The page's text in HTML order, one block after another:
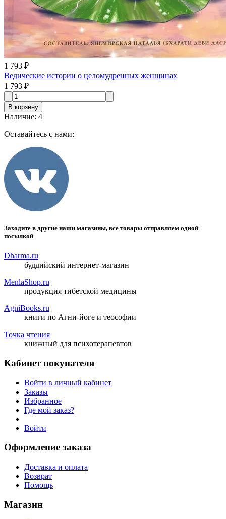
1 793 ₽
Ведические истории о целомудренных женщинах
1 793 ₽
В корзину
Наличие: 4
Оставайтесь с нами:
Заходите в другие наши магазины, все товары отправляем одной
посылкой
Dharma.ru
буддийский интернет-магазин
MenlaShop.ru
продукция тибетской медицины
AgniBooks.ru
книги по Агни-йоге и теософии
Точка чтения
книжный для психотерапевтов
Кабинет покупателя
Войти в личный кабинет
Заказы
Избранное
Где мой заказ?
Войти
Оформление заказа
Доставка и оплата
Возврат
Помощь
Магазин